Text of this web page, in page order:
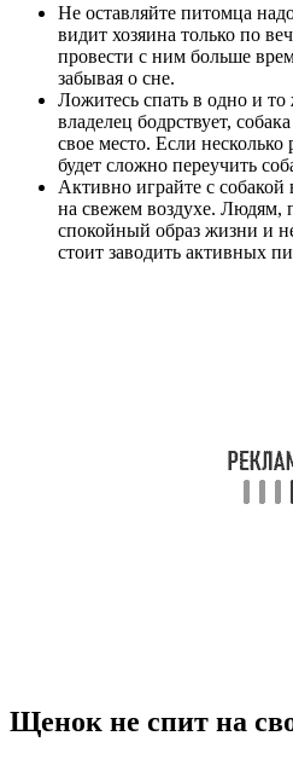
Не оставляйте питомца
видит хозяина только по
провести с ним больше
забывая о сне.
Ложитесь спать в одно и
владелец бодрствует,
свое место. Если несколько
будет сложно переучить
Активно играйте с собакой
на свежем воздухе.
спокойный образ жизни и
стоит заводить активных
Щенок не спит на